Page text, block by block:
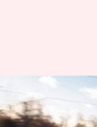
Bahan